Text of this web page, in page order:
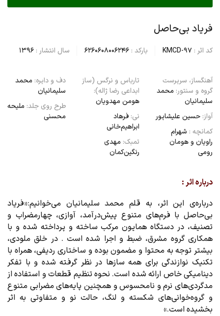
فریاد بی‌حاصل
کد اثر : KMCD-97 بارکد : 6260608006246 سال انتشار : 1396
آهنگساز، سرپرست
گروه و سنتور: محمد
سلیمانیان
آواز: حسین علیشاپور
کمانچه : شهرام
راویان و هومان
رومی
تارباس و نرگس (ساز
ابداعی رضا ژاله):
هومن مهدویان
نی:فرهاد
ابراهیم‌خانی
تمبک: مهدی
رنگین‌کمان
دف و دایره: محمد
سلیمانیان
طرح روی جلد: ملیحه
محسنی
درباره اثر :
درباره‌ی این اثر، به قلم محمد سلیمانیان می‌خوانیم:«فریاد
بی‌حاصل با فرم‌های متنوع پیش‌درآمد، آوازی، چهارمضراب و
تصنیف، در دستگاه همایون مرکب ساخته و پرداخته شده و با
همکاری گروه مشرق، ضبط و اجرا شده است . در خلق ملودی،
بیشتر توجه به محتوا و مضمون بوده و ساختاری ردیفی، همراه با
تکنیک نوازندگی برای همه سازها در نظر گرفته شده و با تفکر
دینامیکی خاص ارائه شده است. نحوه تنظیم قطعات و استفاده از
مدگردی‌های نرم و نامحسوس و همچنین پایه‌های مضرابی متنوع
و گروه‌خوانی‌های شکسته و لنگ، حالت نو و متفاوتی به اثر
بخشیده است.»